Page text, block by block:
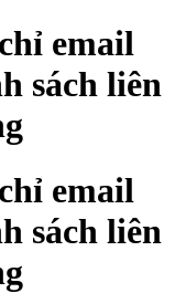
email
sách liên
email
sách liên